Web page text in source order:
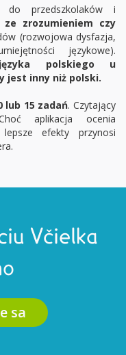
do przedszkolaków i
ze zrozumieniem czy
(rozwojowa dysfazja,
językowe).
polskiego u
jest inny niż polski.
lub 15 zadań. Czytający
aplikacja ocenia
efekty przynosi
Včielka
sa